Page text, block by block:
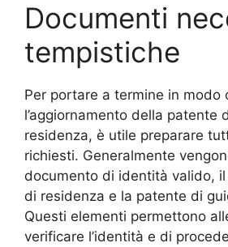
Documenti
tempistiche
Per portare a termine in modo
l’aggiornamento della patente
residenza, è utile preparare
richiesti. Generalmente
documento di identità valido,
di residenza e la patente di
Questi elementi permettono
verificare l’identità e di